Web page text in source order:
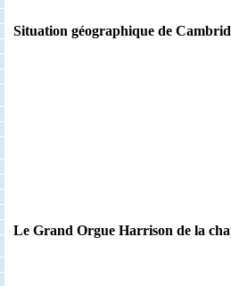
Situation géographique de
Le Grand Orgue Harrison de la